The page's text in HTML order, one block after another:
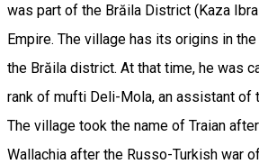
was part of the Brăila District (Kaza
Empire. The village has its origins in
the Brăila district. At that time, he was
rank of mufti Deli-Mola, an assistant of
The village took the name of Traian
Wallachia after the Russo-Turkish war